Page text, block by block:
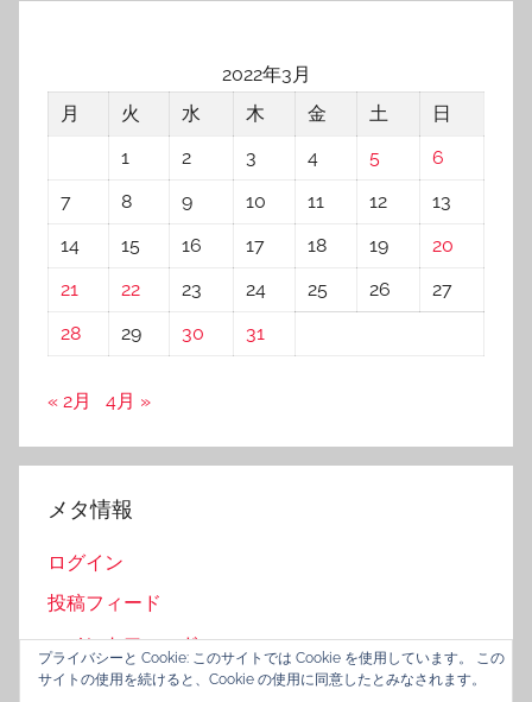
2022年3月
月
火 水 木 金 土
日
1
2 3 4 5
6
7
8 9 10 11 12
13
14
15 16 17 18 19
20
21
22 23 24 25 26
27
28
29 30 31
« 2月 4月 »
メタ情報
ログイン
投稿フィード
コメントフィード
WordPress.org
プライバシーと Cookie: このサイトでは Cookie を使用しています。 この
サイトの使用を続けると、Cookie の使用に同意したとみなされます。